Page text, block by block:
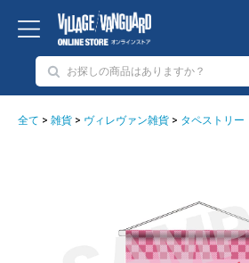
全て > 雑貨 > ヴィレヴァン雑貨 > タペストリー